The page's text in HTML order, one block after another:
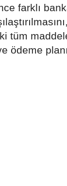
farklı
tüm
ödeme